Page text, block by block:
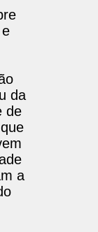
da
de
a